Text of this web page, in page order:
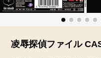
凌辱探偵ファイル